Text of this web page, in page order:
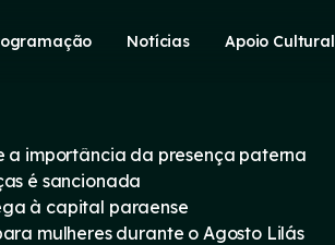
Notícias Apoio Cultural
a importância da presença paterna
é sancionada
à capital paraense
mulheres durante o Agosto Lilás